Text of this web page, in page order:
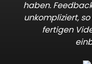
haben.
unkompliziert,
fertigen